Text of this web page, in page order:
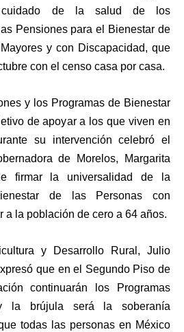
cuidado de la salud de los
Pensiones para el Bienestar de
y con Discapacidad, que
con el censo casa por casa.
y los Programas de Bienestar
de apoyar a los que viven en
su intervención celebró el
de Morelos, Margarita
firmar la universalidad de la
de las Personas con
a la población de cero a 64 años.
y Desarrollo Rural, Julio
que en el Segundo Piso de
continuarán los Programas
la brújula será la soberanía
todas las personas en México